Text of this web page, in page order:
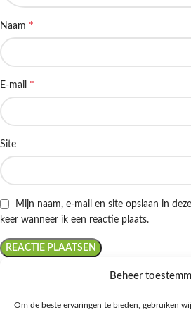
Beheer
Om de beste ervaringen te bieden, gebruiken
Naam *
E-mail *
Site
Mijn naam, e-mail en site opslaan in
keer wanneer ik een reactie plaats.